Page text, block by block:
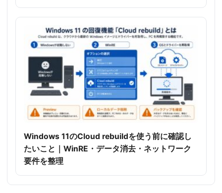
Windows 11のCloud rebuildを使う前に確認し
たいこと｜WinRE・データ消去・ネットワーク
要件を整理